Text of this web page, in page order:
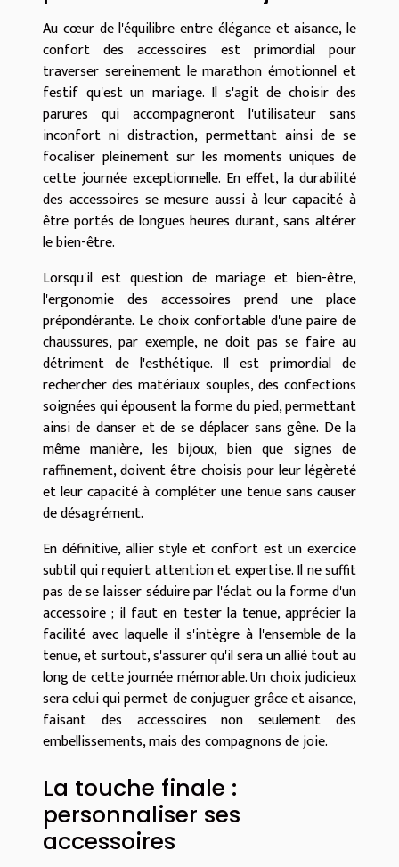
Au cœur de l'équilibre entre élégance et aisance, le
confort des accessoires est primordial pour
traverser sereinement le marathon émotionnel et
festif qu'est un mariage. Il s'agit de choisir des
parures qui accompagneront l'utilisateur sans
inconfort ni distraction, permettant ainsi de se
focaliser pleinement sur les moments uniques de
cette journée exceptionnelle. En effet, la durabilité
des accessoires se mesure aussi à leur capacité à
être portés de longues heures durant, sans altérer
le bien-être.
Lorsqu'il est question de mariage et bien-être,
l'ergonomie des accessoires prend une place
prépondérante. Le choix confortable d'une paire de
chaussures, par exemple, ne doit pas se faire au
détriment de l'esthétique. Il est primordial de
rechercher des matériaux souples, des confections
soignées qui épousent la forme du pied, permettant
ainsi de danser et de se déplacer sans gêne. De la
même manière, les bijoux, bien que signes de
raffinement, doivent être choisis pour leur légèreté
et leur capacité à compléter une tenue sans causer
de désagrément.
En définitive, allier style et confort est un exercice
subtil qui requiert attention et expertise. Il ne suffit
pas de se laisser séduire par l'éclat ou la forme d'un
accessoire ; il faut en tester la tenue, apprécier la
facilité avec laquelle il s'intègre à l'ensemble de la
tenue, et surtout, s'assurer qu'il sera un allié tout au
long de cette journée mémorable. Un choix judicieux
sera celui qui permet de conjuguer grâce et aisance,
faisant des accessoires non seulement des
embellissements, mais des compagnons de joie.
La touche finale :
personnaliser ses
accessoires